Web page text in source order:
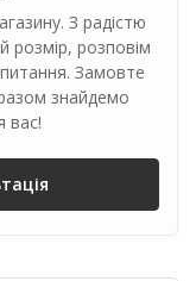
З радістю
розмір, розповім
Замовте
знайдемо
вас!